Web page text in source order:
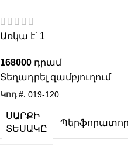
Առկա է՝ 1
168000
Տեղադրել զամբյուղում
Կոդ #. 019-120
ՍԱՐՔԻ
ՏԵՍԱԿԸ